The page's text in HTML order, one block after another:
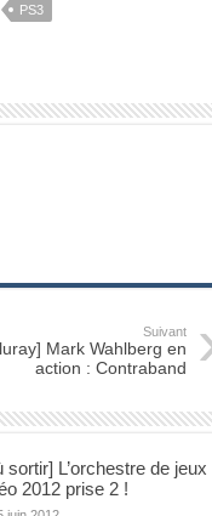
PS3
Suivant
Mark Wahlberg en
action : Contraband
sortir] L’orchestre de jeux
2012 prise 2 !